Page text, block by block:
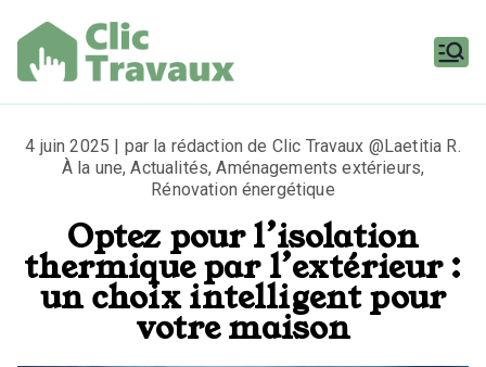
contenu
Travaux
4 juin 2025 | par la rédaction de Clic Travaux @Laetitia R.
À la une,Actualités,Aménagements extérieurs,
Rénovation énergétique
Optez pour l’isolation
thermique par l’extérieur :
un choix intelligent pour
votre maison